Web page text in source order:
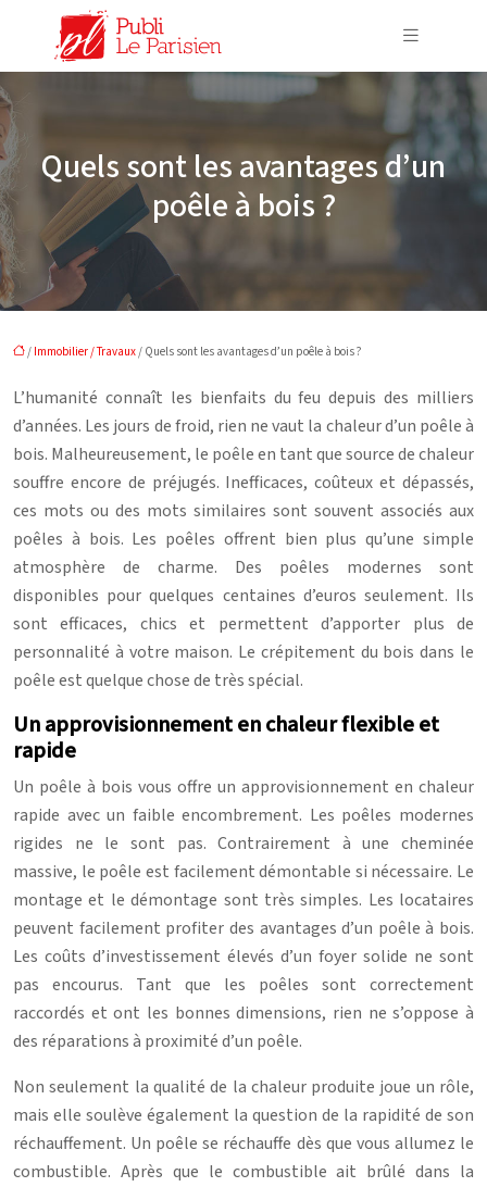
Quels sont les avantages d’un
poêle à bois ?
/ Immobilier / Travaux/ Quels sont les avantages d’un poêle à bois ?
L’humanité connaît les bienfaits du feu depuis des milliers
d’années. Les jours de froid, rien ne vaut la chaleur d’un poêle à
bois. Malheureusement, le poêle en tant que source de chaleur
souffre encore de préjugés. Inefficaces, coûteux et dépassés,
ces mots ou des mots similaires sont souvent associés aux
poêles à bois. Les poêles offrent bien plus qu’une simple
atmosphère de charme. Des poêles modernes sont
disponibles pour quelques centaines d’euros seulement. Ils
sont efficaces, chics et permettent d’apporter plus de
personnalité à votre maison. Le crépitement du bois dans le
poêle est quelque chose de très spécial.
Un approvisionnement en chaleur flexible et
rapide
Un poêle à bois vous offre un approvisionnement en chaleur
rapide avec un faible encombrement. Les poêles modernes
rigides ne le sont pas. Contrairement à une cheminée
massive, le poêle est facilement démontable si nécessaire. Le
montage et le démontage sont très simples. Les locataires
peuvent facilement profiter des avantages d’un poêle à bois.
Les coûts d’investissement élevés d’un foyer solide ne sont
pas encourus. Tant que les poêles sont correctement
raccordés et ont les bonnes dimensions, rien ne s’oppose à
des réparations à proximité d’un poêle.
Non seulement la qualité de la chaleur produite joue un rôle,
mais elle soulève également la question de la rapidité de son
réchauffement. Un poêle se réchauffe dès que vous allumez le
combustible. Après que le combustible ait brûlé dans la